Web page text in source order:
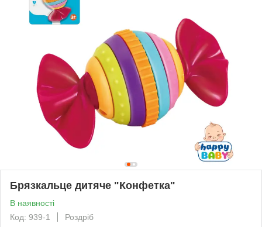
Брязкальце дитяче "Конфетка"
В наявності
Код: 939-1
Роздріб